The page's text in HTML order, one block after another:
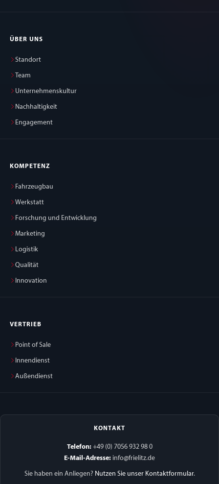
ÜBER UNS
Standort
Team
Unternehmenskultur
Nachhaltigkeit
Engagement
KOMPETENZ
Fahrzeugbau
Werkstatt
Forschung und Entwicklung
Marketing
Logistik
Qualität
Innovation
VERTRIEB
Point of Sale
Innendienst
Außendienst
KONTAKT
Telefon:+49 (0) 7056 932 98 0
E-Mail-Adresse: info@frielitz.de
Sie haben ein Anliegen? Nutzen Sie unser Kontaktformular.